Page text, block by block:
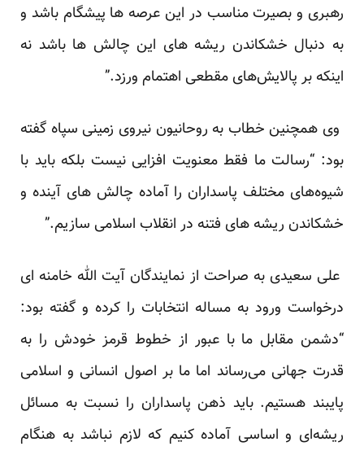
رهبری و بصیرت مناسب در این عرصه ها پیشگام باشد و
به دنبال خشکاندن ریشه های این چالش ها باشد نه
اینکه بر پالایش‌های مقطعی اهتمام ورزد.”
وی همچنین خطاب به روحانیون نیروی زمینی سپاه گفته
بود: “رسالت ما فقط معنویت افزایی نیست بلکه باید با
شیوه‌های مختلف پاسداران را آماده چالش های آینده و
خشکاندن ریشه های فتنه در انقلاب اسلامی سازیم.”
علی سعیدی به صراحت از نمایندگان آیت الله خامنه ای
درخواست ورود به مساله انتخابات را کرده و گفته بود:
“دشمن مقابل ما با عبور از خطوط قرمز خودش را به
قدرت جهانی می‌رساند اما ما بر اصول انسانی و اسلامی
پایبند هستیم. باید ذهن پاسداران را نسبت به مسائل
ریشه‌ای و اساسی آماده کنیم که لازم نباشد به هنگام